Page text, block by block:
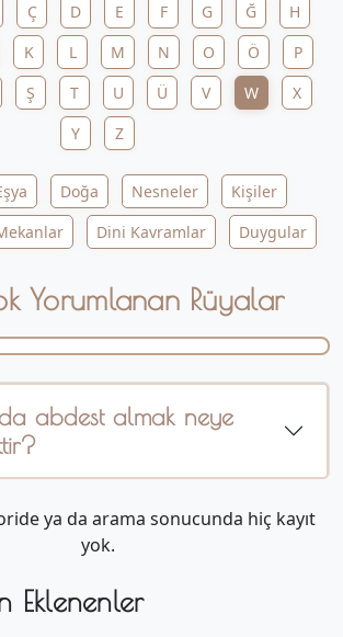
Ç D E F G Ğ
H
K L M N O Ö
P
Ş T U Ü V W
X
Y
Z
Doğa Nesneler
Kişiler
Dini Kavramlar Duygular
Yorumlanan Rüyalar
abdest almak neye
ya da arama sonucunda hiç kayıt
yok.
Eklenenler